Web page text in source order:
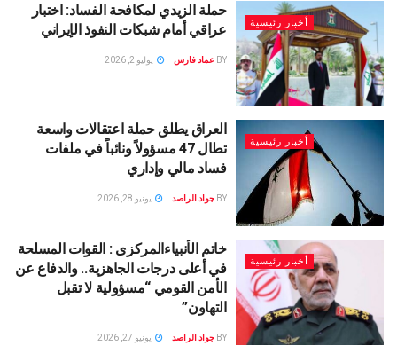
أخبار رئيسية
حملة الزيدي لمكافحة الفساد: اختبار
عراقي أمام شبكات النفوذ الإيراني
BY عماد فارس يوليو 2, 2026
أخبار رئيسية
العراق يطلق حملة اعتقالات واسعة
تطال 47 مسؤولاً ونائباً في ملفات
فساد مالي وإداري
BY جواد الراصد يونيو 28, 2026
أخبار رئيسية
خاتم الأنبياءالمركزى : القوات المسلحة
في أعلى درجات الجاهزية.. والدفاع عن
الأمن القومي “مسؤولية لا تقبل
التهاون”
BY جواد الراصد يونيو 27, 2026